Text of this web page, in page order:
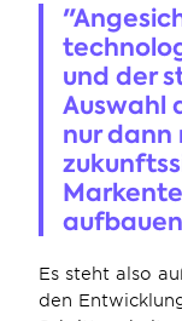
und der
Auswahl
nur dann
Es steht also
den